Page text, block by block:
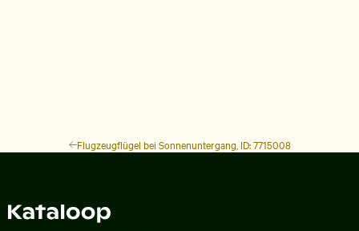
Flugzeugflügel bei Sonnenuntergang, ID: 7715008